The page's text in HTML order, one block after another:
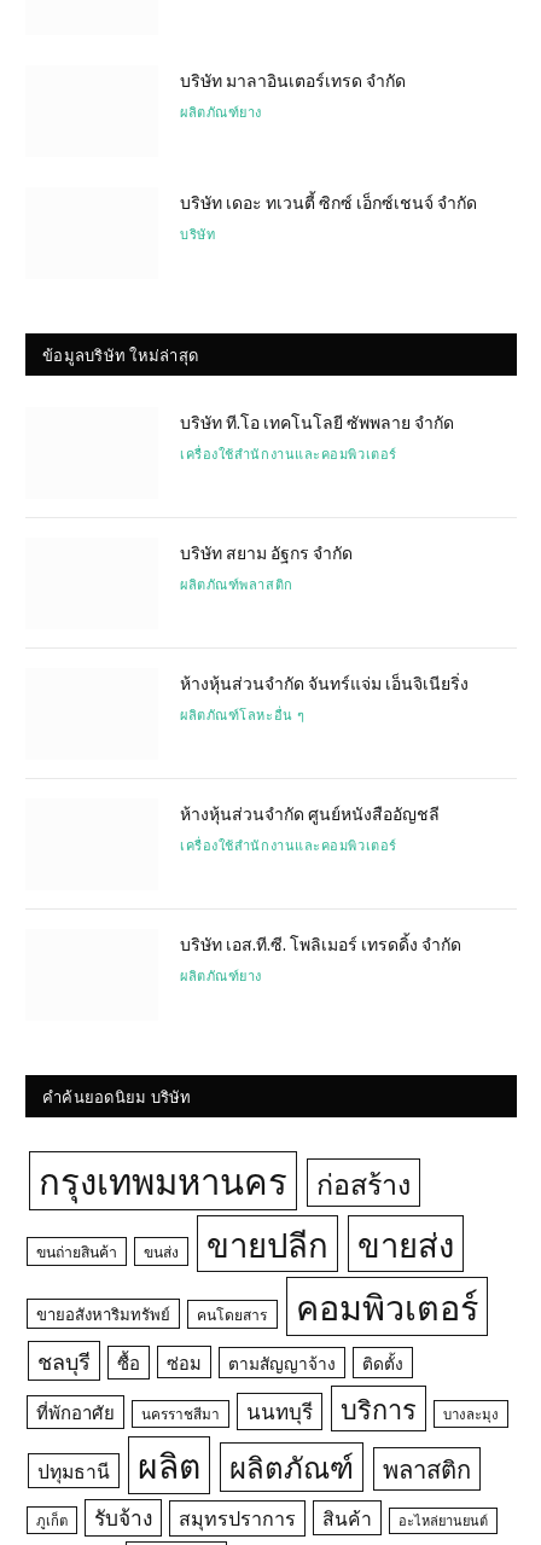
บริษัท มาลาอินเตอร์เทรด จำกัด
ผลิตภัณฑ์ยาง
บริษัท เดอะ ทเวนตี้ ซิกซ์ เอ็กซ์เชนจ์ จำกัด
บริษัท
ข้อมูลบริษัท ใหม่ล่าสุด
บริษัท ที.โอ เทคโนโลยี ซัพพลาย จำกัด
เครื่องใช้สำนักงานและคอมพิวเตอร์
บริษัท สยาม อัฐกร จำกัด
ผลิตภัณฑ์พลาสติก
ห้างหุ้นส่วนจำกัด จันทร์แจ่ม เอ็นจิเนียริ่ง
ผลิตภัณฑ์โลหะอื่น ๆ
ห้างหุ้นส่วนจำกัด ศูนย์หนังสืออัญชลี
เครื่องใช้สำนักงานและคอมพิวเตอร์
บริษัท เอส.ที.ซี. โพลิเมอร์ เทรดดิ้ง จำกัด
ผลิตภัณฑ์ยาง
คำค้นยอดนิยม บริษัท
กรุงเทพมหานคร ก่อสร้าง
ขนถ่ายสินค้า ขนส่ง ขายปลีก ขายส่ง
ขายอสังหาริมทรัพย์ คนโดยสาร คอมพิวเตอร์
ชลบุรี ซื้อ ซ่อม ตามสัญญาจ้าง ติดตั้ง
ที่พักอาศัย นครราชสีมา นนทบุรี บริการ บางละมุง
ปทุมธานี ผลิต ผลิตภัณฑ์ พลาสติก
ภูเก็ต รับจ้าง สมุทรปราการ สินค้า อะไหล่ยานยนต์